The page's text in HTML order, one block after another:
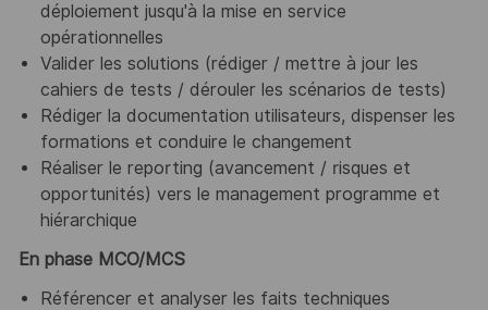
déploiement jusqu'à la mise en service
opérationnelles
Valider les solutions (rédiger / mettre à jour les
cahiers de tests / dérouler les scénarios de tests)
Rédiger la documentation utilisateurs, dispenser les
formations et conduire le changement
Réaliser le reporting (avancement / risques et
opportunités) vers le management programme et
hiérarchique
En phase MCO/MCS
Référencer et analyser les faits techniques